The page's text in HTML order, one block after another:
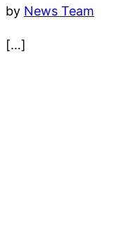
by News Team
[…]